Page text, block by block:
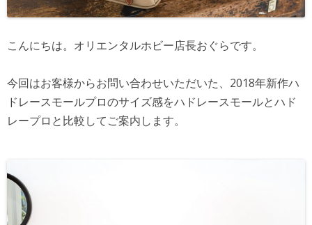
こんにちは。オリエンタルホビー店長おぐらです。
今回はお客様からお問い合わせいただいた、2018年新作ハ
ドレースモールプロのサイズ感をハドレースモールとハド
レープロと比較してご案内します。